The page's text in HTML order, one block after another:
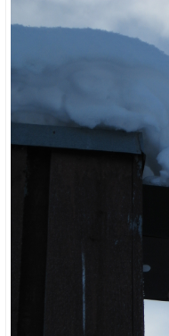
Boligmappa+
Få mer ut av Boligmappa